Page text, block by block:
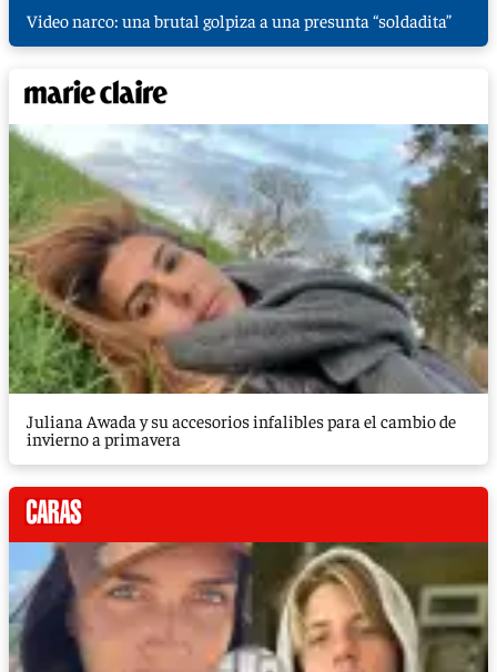
Video narco: una brutal golpiza a una presunta “soldadita”
Juliana Awada y su accesorios infalibles para el cambio de
invierno a primavera